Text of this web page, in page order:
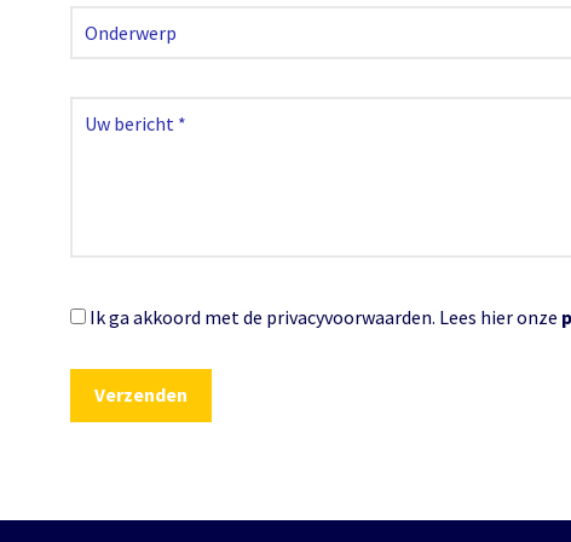
Ik ga akkoord met de privacyvoorwaarden. Lees hier onze